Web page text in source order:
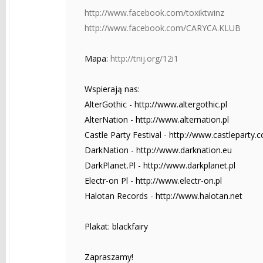
http://www.facebook.com/toxiktwinz
http://www.facebook.com/CARYCA.KLUB
Mapa: http://tnij.org/12i1
Wspierają nas:
AlterGothic - http://www.altergothic.pl
AlterNation - http://www.alternation.pl
Castle Party Festival - http://
DarkNation - http://www.darknation.eu
DarkPlanet.Pl - http://www.darkplanet.pl
Electr-on Pl - http://www.electr-on.pl
Halotan Records - http://www.halotan.net
Plakat: blackfairy
Zapraszamy!